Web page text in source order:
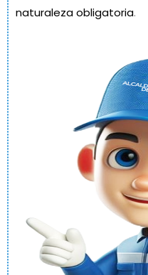
naturaleza obligatoria.